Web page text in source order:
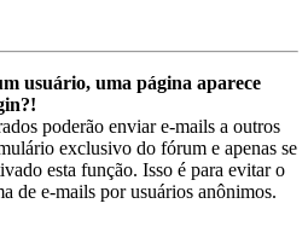
usuário, uma página aparece
poderão enviar e-mails a outros
exclusivo do fórum e apenas se
esta função. Isso é para evitar o
de e-mails por usuários anônimos.